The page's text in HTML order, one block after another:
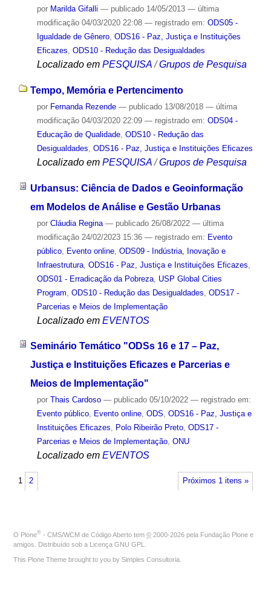
por Marilda Gifalli — publicado14/05/2013 — última
modificação04/03/2020 22:08 — registrado em: ODS05 -
Igualdade de Gênero, ODS16 - Paz, Justiça e Instituições
Eficazes, ODS10 - Redução das Desigualdades
Localizado em PESQUISA /Grupos de Pesquisa
Tempo, Memória e Pertencimento
por Fernanda Rezende — publicado13/08/2018 — última
modificação04/03/2020 22:09 — registrado em: ODS04 -
Educação de Qualidade, ODS10 - Redução das
Desigualdades ODS16 - Paz, Justiça e Instituições Eficazes
Localizado em PESQUISA /Grupos de Pesquisa
Urbansus: Ciência de Dados e Geoinformação
em Modelos de Análise e Gestão Urbanas
por Cláudia Regina — publicado26/08/2022 — última
modificação24/02/2023 15:36 — registrado em: Evento
público, Evento online, ODS09 - Indústria, Inovação e
Infraestrutura, ODS16 - Paz, Justiça e Instituições Eficazes
ODS01 - Erradicação da Pobreza, USP Global Cities
Program ODS10 - Redução das Desigualdades ODS17 -
Parcerias e Meios de Implementação
Localizado em EVENTOS
Seminário Temático "ODSs 16 e 17 – Paz,
Justiça e Instituições Eficazes e Parcerias e
Meios de Implementação"
por Thais Cardoso — publicado05/10/2022 — registrado em:
Evento público, Evento online, ODS, ODS16 - Paz, Justiça e
Instituições Eficazes, Polo Ribeirão Preto, ODS17 -
Parcerias e Meios de Implementação, ONU
Localizado em EVENTOS
Próximos 1 itens »
1 2
O Plone® - CMS/WCM de Código Aberto tem © 2000-2026 pela Fundação Plone e
amigos. Distribuído sob a Licença GNU GPL
This Plone Theme brought to you by Simples Consultoria